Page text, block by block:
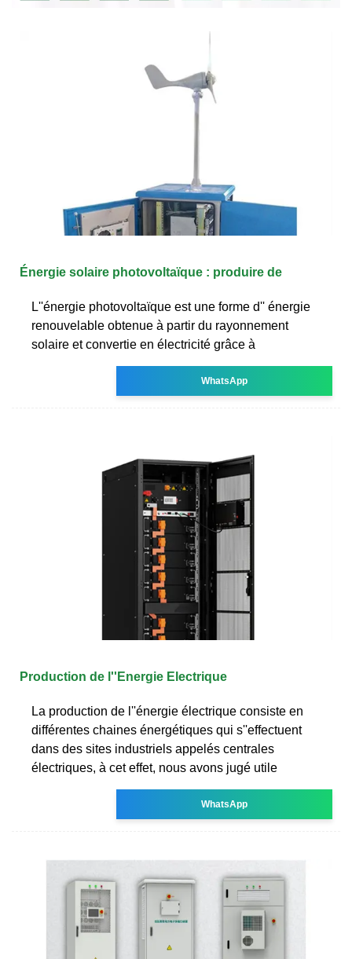
Énergie solaire photovoltaïque : produire de
L''énergie photovoltaïque est une forme d'' énergie
renouvelable obtenue à partir du rayonnement
solaire et convertie en électricité grâce à
WhatsApp
Production de l''Energie Electrique
La production de l''énergie électrique consiste en
différentes chaines énergétiques qui s''effectuent
dans des sites industriels appelés centrales
électriques, à cet effet, nous avons jugé utile
WhatsApp